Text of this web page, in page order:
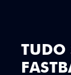
TUDO